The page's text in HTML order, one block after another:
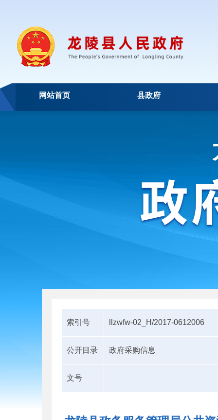
网站首页 县政府
索引号 llzwfw-02_H/2017-0612006
公开目录 政府采购信息
文号